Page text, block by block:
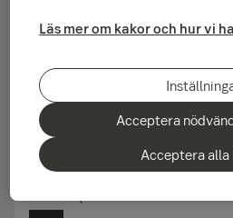
räcker bör du planera i
försäkringar,
Skillnader för
komplettera med
karenstid skiljer sig
Läs mer om kakor och hur vi
Acceptera
Acceptera alla